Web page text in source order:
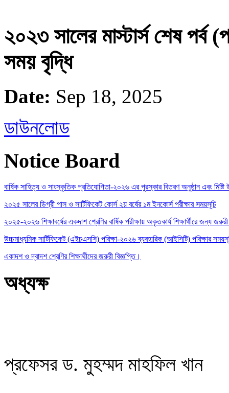
২০২৩ সালের মাস্টার্স শেষ পর্ব
সময় বৃদ্ধি
Date: Sep 18, 2025
ডাউনলোড
Notice Board
বার্ষিক সাহিত্য ও সাংস্কৃতিক প্রতিযোগিতা-২০২৬ এর পুরস্কার বিতরণ অনুষ্ঠান এবং মিষ্টি
২০২৫ সালের ডিগ্রী পাস ও সার্টিফিকেট কোর্স ২য় বর্ষের ১ম ইনকোর্স পরীক্ষার সময়সূচি
২০২৫-২০২৬ শিক্ষাবর্ষের একদাশ শ্রেণির বার্ষিক পরীক্ষায় অকৃতকার্য শিক্ষার্থীরে জন্য জরুরী
উচ্চমাধ্যমিক সার্টিফিকেট (এইচএসসি) পরিক্ষা-২০২৬ ব্যবহারিক (আইসিটি) পরিক্ষার
একাদশ ও দ্বাদশ শ্রেণির শিক্ষার্থীদের জরুরী বিজ্ঞপ্তি।
অধ্যক্ষ
প্রফেসর ড. মুহম্মদ মাহফিল খান